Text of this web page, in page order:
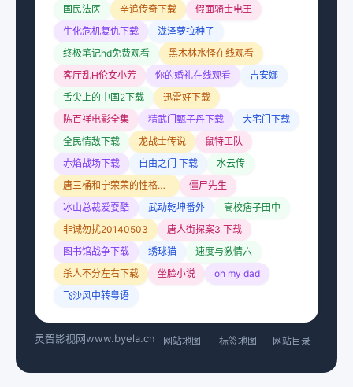
国民法医
辛追传奇下载
假面骑士电王
生化危机复仇下载
泷泽萝拉种子
终极笔记hd免费观看
黑木林水怪在线观看
客厅乱H伦女小芳
你的婚礼在线观看
吉安娜
舌尖上的中国2下载
迅雷好下载
陈百祥电影全集
精武门甄子丹下载
大宅门下载
全民情敌下载
龙战士传说
鼠特工队
赤焰战场下载
自由之门 下载
水云传
唐三桶和宁荣荣的性格特点
僵尸先生
冰山总裁爱耍酷
武动乾坤番外
高校痞子田中
非诚勿扰20140503
唐人街探案3 下载
图书馆战争下载
绣球猫
速度与激情六
杀人不分左右下载
坐脸小说
oh my dad
飞沙风中转粤语
灵智影视网www.byela.cn 网站地图 标签地图 网站目录